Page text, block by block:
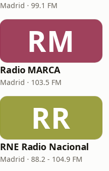
Madrid · 99.1 FM
RM
Radio MARCA
Madrid · 103.5 FM
RR
RNE Radio Nacional
Madrid · 88.2 - 104.9 FM